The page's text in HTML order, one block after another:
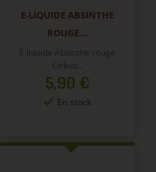
E-LIQUIDE ABSINTHE
ROUGE...
E liquide Absinthe rouge
Cirkus...
Prix
5,90 €
En stock